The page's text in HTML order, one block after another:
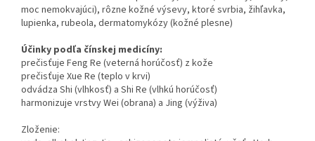
moc nemokvajúci), rôzne kožné výsevy, ktoré svrbia, žihľavka,
lupienka, rubeola, dermatomykózy (kožné plesne)
Účinky podľa čínskej medicíny:
prečisťuje Feng Re (veterná horúčosť) z kože
prečisťuje Xue Re (teplo v krvi)
odvádza Shi (vlhkosť) a Shi Re (vlhkú horúčosť)
harmonizuje vrstvy Wei (obrana) a Jing (výživa)
Zloženie: